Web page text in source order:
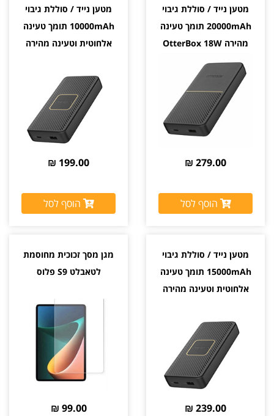
מטען נייד / סוללת גיבוי
20000mAh תומך טעינה
מהירה OtterBox 18W
279.00 ₪
הוסף לסל
מטען נייד / סוללת גיבוי
10000mAh תומך טעינה
אלחוטית וטעינה מהירה
199.00 ₪
הוסף לסל
מטען נייד / סוללת גיבוי
15000mAh תומך טעינה
אלחוטית וטעינה מהירה
239.00 ₪
מגן מסך זכוכית מחוסמת
לטאבלט S9 פלוס
99.00 ₪